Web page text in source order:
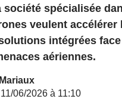
société spécialisée
veulent accélérer
intégrées
aériennes.
06/2026 à 11:10